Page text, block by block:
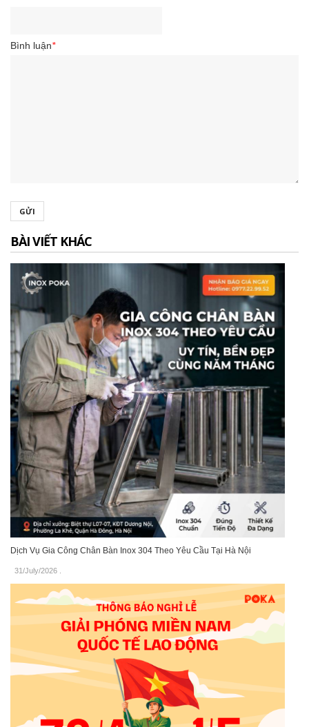
Bình luận*
GỬI
BÀI VIẾT KHÁC
Dịch Vụ Gia Công Chân Bàn Inox 304 Theo Yêu Cầu Tại Hà Nội
31/July/2026